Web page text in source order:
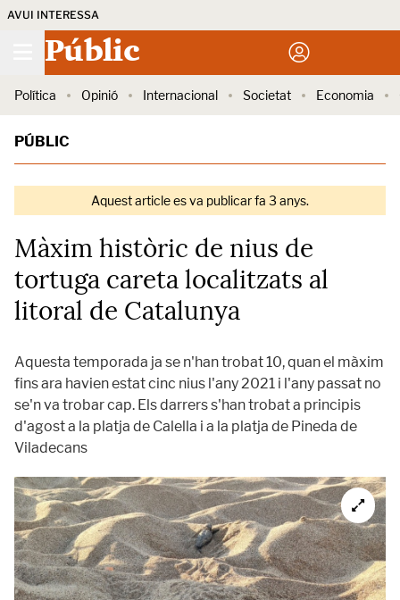
AVUI INTERESSA
Públic
Política Opinió Internacional Societat Economia
PÚBLIC
Aquest article es va publicar fa 3 anys.
Màxim històric de nius de
tortuga careta localitzats al
litoral de Catalunya
Aquesta temporada ja se n'han trobat 10, quan el màxim
fins ara havien estat cinc nius l'any 2021 i l'any passat no
se'n va trobar cap. Els darrers s'han trobat a principis
d'agost a la platja de Calella i a la platja de Pineda de
Viladecans